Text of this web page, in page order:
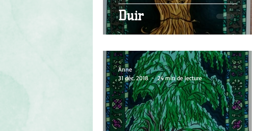
Duir
Anne
31 déc. 2018
24 min de lecture